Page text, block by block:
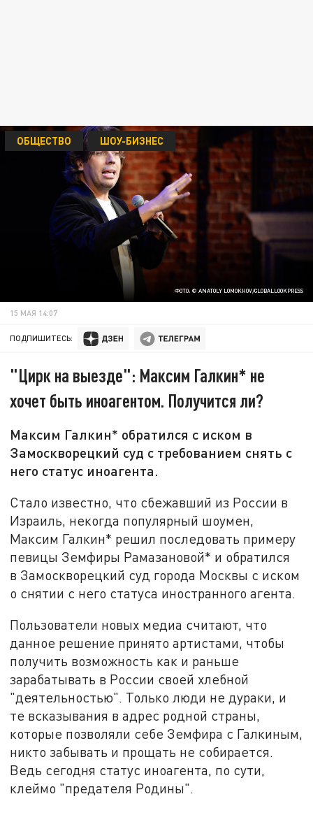
ФОТО: © ANATOLY LOMOKHOV/GLOBALLOOKPRESS
ОБЩЕСТВО ШОУ-БИЗНЕС
15 МАЯ 14:07
ПОДПИШИТЕСЬ:
"Цирк на выезде": Максим Галкин* не
хочет быть иноагентом. Получится ли?
Максим Галкин* обратился с иском в
Замоскворецкий суд с требованием снять с
него статус иноагента.
Стало известно, что сбежавший из России в
Израиль, некогда популярный шоумен,
Максим Галкин* решил последовать примеру
певицы Земфиры Рамазановой* и обратился
в Замоскворецкий суд города Москвы с иском
о снятии с него статуса иностранного агента.
Пользователи новых медиа считают, что
данное решение принято артистами, чтобы
получить возможность как и раньше
зарабатывать в России своей хлебной
"деятельностью". Только люди не дураки, и
те всказывания в адрес родной страны,
которые позволяли себе Земфира с Галкиным,
никто забывать и прощать не собирается.
Ведь сегодня статус иноагента, по сути,
клеймо "предателя Родины".